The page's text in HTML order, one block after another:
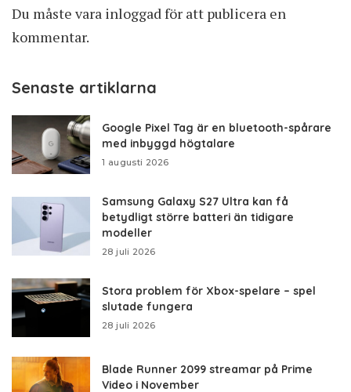
Du måste vara inloggad för att publicera en
kommentar.
Senaste artiklarna
Google Pixel Tag är en bluetooth-spårare
med inbyggd högtalare
1 augusti 2026
Samsung Galaxy S27 Ultra kan få
betydligt större batteri än tidigare
modeller
28 juli 2026
Stora problem för Xbox-spelare – spel
slutade fungera
28 juli 2026
Blade Runner 2099 streamar på Prime
Video i November